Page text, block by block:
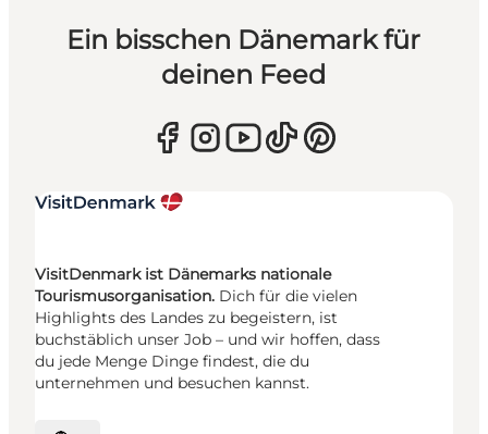
Ein bisschen Dänemark für
deinen Feed
VisitDenmark ist Dänemarks nationale
Tourismusorganisation. Dich für die vielen
Highlights des Landes zu begeistern, ist
buchstäblich unser Job – und wir hoffen, dass
du jede Menge Dinge findest, die du
unternehmen und besuchen kannst.